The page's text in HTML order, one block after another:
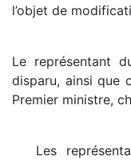
l’objet de
Le représentant
disparu, ainsi que
Premier ministre,
Les